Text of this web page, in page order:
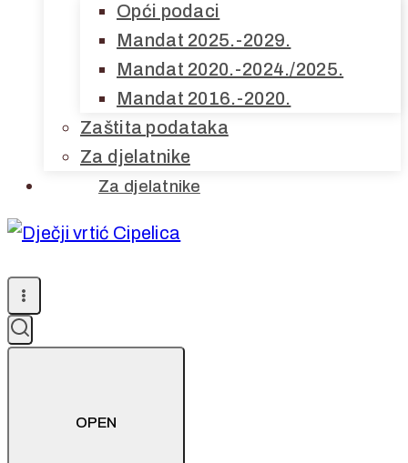
Opći podaci
Mandat 2025.-2029.
Mandat 2020.-2024./2025.
Mandat 2016.-2020.
Zaštita podataka
Za djelatnike
Za djelatnike
OPEN